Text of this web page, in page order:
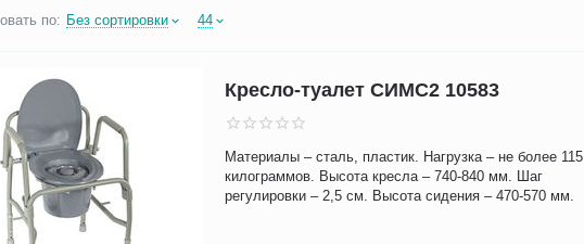
по: Без сортировки 44
Кресло-туалет СИМС2 10583
Материалы – сталь, пластик. Нагрузка – не более 115
килограммов. Высота кресла – 740-840 мм. Шаг
регулировки – 2,5 см. Высота сидения – 470-570 мм.